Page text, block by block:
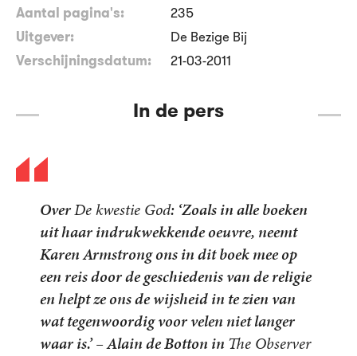
Aantal pagina's:
235
Uitgever:
De Bezige Bij
Verschijningsdatum:
21-03-2011
In de pers
OverDe kwestie God: ‘Zoals in alle boeken
uit haar indrukwekkende oeuvre, neemt
Karen Armstrong ons in dit boek mee op
een reis door de geschiedenis van de religie
en helpt ze ons de wijsheid in te zien van
wat tegenwoordig voor velen niet langer
waar is.’ – Alain de Botton in The Observer